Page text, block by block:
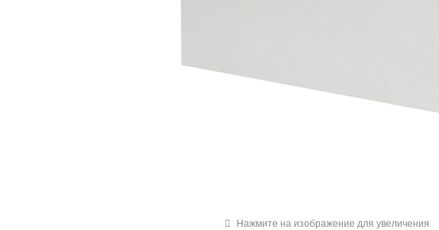
Нажмите на изображение для увеличения